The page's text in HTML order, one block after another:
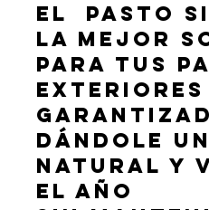
El pasto
la mejor
para tus
exteriores
Dándole
natural y
el año